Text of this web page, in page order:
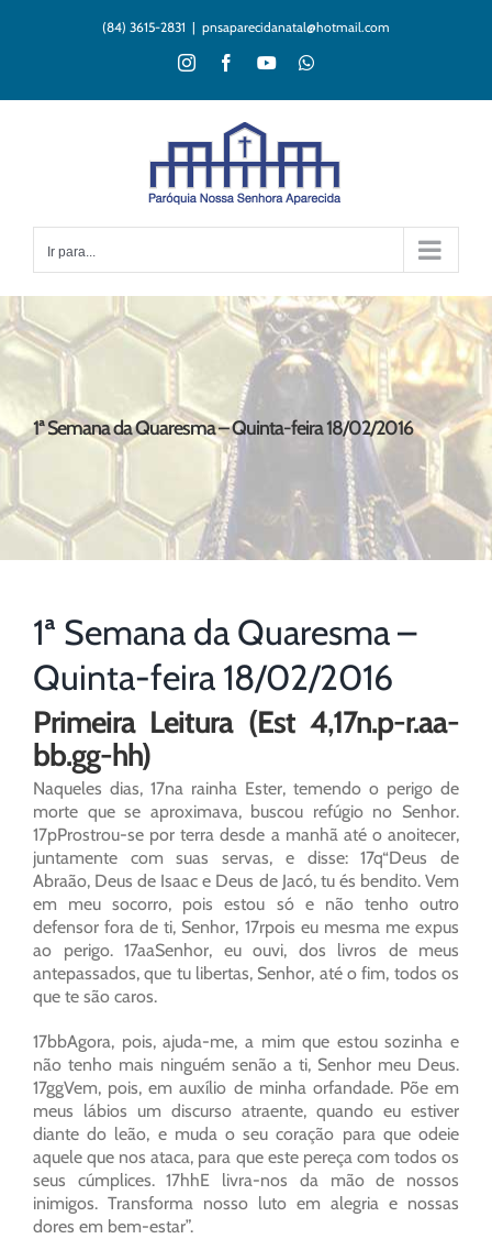
(84) 3615-2831 | pnsaparecidanatal@hotmail.com
InstagramFacebookYouTubeWhatsApp
Ir para...
1ª Semana da Quaresma – Quinta-feira 18/02/2016
1ª Semana da Quaresma –
Quinta-feira 18/02/2016
Primeira Leitura (Est 4,17n.p-r.aa-
bb.gg-hh)
Naqueles dias, 17na rainha Ester, temendo o perigo de
morte que se aproximava, buscou refúgio no Senhor.
17pProstrou-se por terra desde a manhã até o anoitecer,
juntamente com suas servas, e disse: 17q“Deus de
Abraão, Deus de Isaac e Deus de Jacó, tu és bendito. Vem
em meu socorro, pois estou só e não tenho outro
defensor fora de ti, Senhor, 17rpois eu mesma me expus
ao perigo. 17aaSenhor, eu ouvi, dos livros de meus
antepassados, que tu libertas, Senhor, até o fim, todos os
que te são caros.
17bbAgora, pois, ajuda-me, a mim que estou sozinha e
não tenho mais ninguém senão a ti, Senhor meu Deus.
17ggVem, pois, em auxílio de minha orfandade. Põe em
meus lábios um discurso atraente, quando eu estiver
diante do leão, e muda o seu coração para que odeie
aquele que nos ataca, para que este pereça com todos os
seus cúmplices. 17hhE livra-nos da mão de nossos
inimigos. Transforma nosso luto em alegria e nossas
dores em bem-estar”.